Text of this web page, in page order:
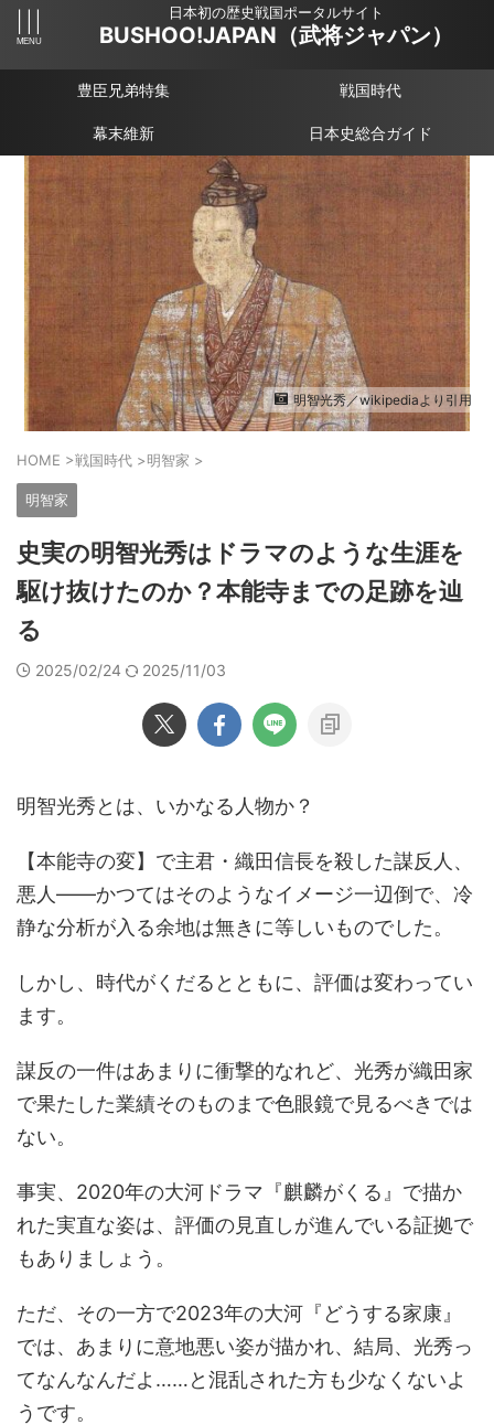
日本初の歴史戦国ポータルサイト
BUSHOO!JAPAN（武将ジャパン）
豊臣兄弟特集 戦国時代
幕末維新 日本史総合ガイド
明智光秀／wikipediaより引用
HOME >戦国時代 >明智家 >
明智家
史実の明智光秀はドラマのような生涯を
駆け抜けたのか？本能寺までの足跡を辿
る
2025/02/24 2025/11/03
明智光秀とは、いかなる人物か？
【本能寺の変】で主君・織田信長を殺した謀反人、
悪人――かつてはそのようなイメージ一辺倒で、冷
静な分析が入る余地は無きに等しいものでした。
しかし、時代がくだるとともに、評価は変わってい
ます。
謀反の一件はあまりに衝撃的なれど、光秀が織田家
で果たした業績そのものまで色眼鏡で見るべきでは
ない。
事実、2020年の大河ドラマ『麒麟がくる』で描か
れた実直な姿は、評価の見直しが進んでいる証拠で
もありましょう。
ただ、その一方で2023年の大河『どうする家康』
では、あまりに意地悪い姿が描かれ、結局、光秀っ
てなんなんだよ……と混乱された方も少なくないよ
うです。